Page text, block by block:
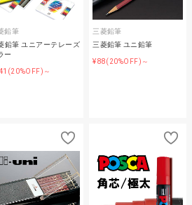
鉛筆
鉛筆 ユニアーテレーズ
ー
(20%OFF)～
三菱鉛筆
三菱鉛筆 ユニ鉛筆
¥88(20%OFF)～